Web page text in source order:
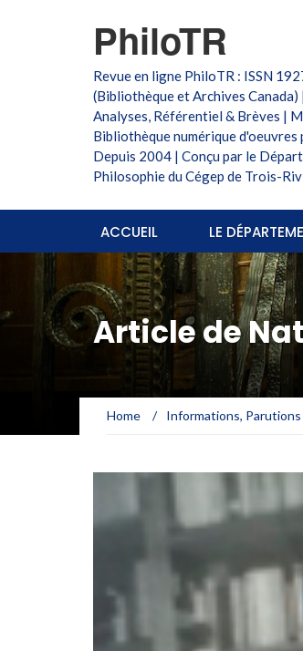
PhiloTR
Revue en ligne PhiloTR : ISSN
(Bibliothèque et Archives Canada)
Analyses, Référentiel & Brèves |
Bibliothèque numérique d'oeuvres
Depuis 2004 | Conçu par le
Philosophie du Cégep de Trois-
ACCUEIL LE
Article de
Home / Informations, Parutions